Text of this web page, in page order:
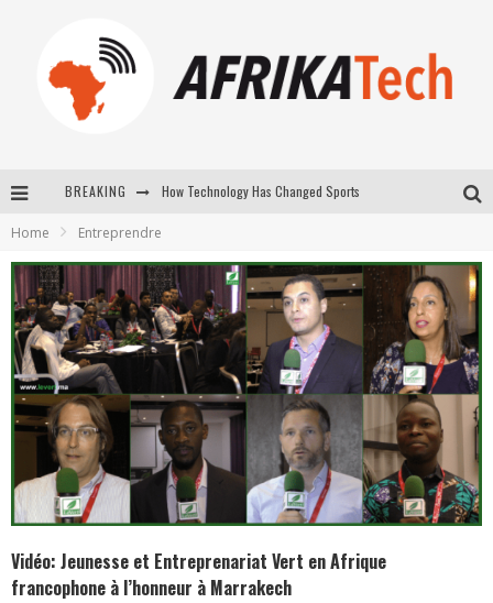
BREAKING
New to online sports betting? Consider These Tips to Play Your First Online Sports Betting Successfully
Home Entreprendre
Vidéo: Jeunesse et Entreprenariat Vert en Afrique
francophone à l’honneur à Marrakech